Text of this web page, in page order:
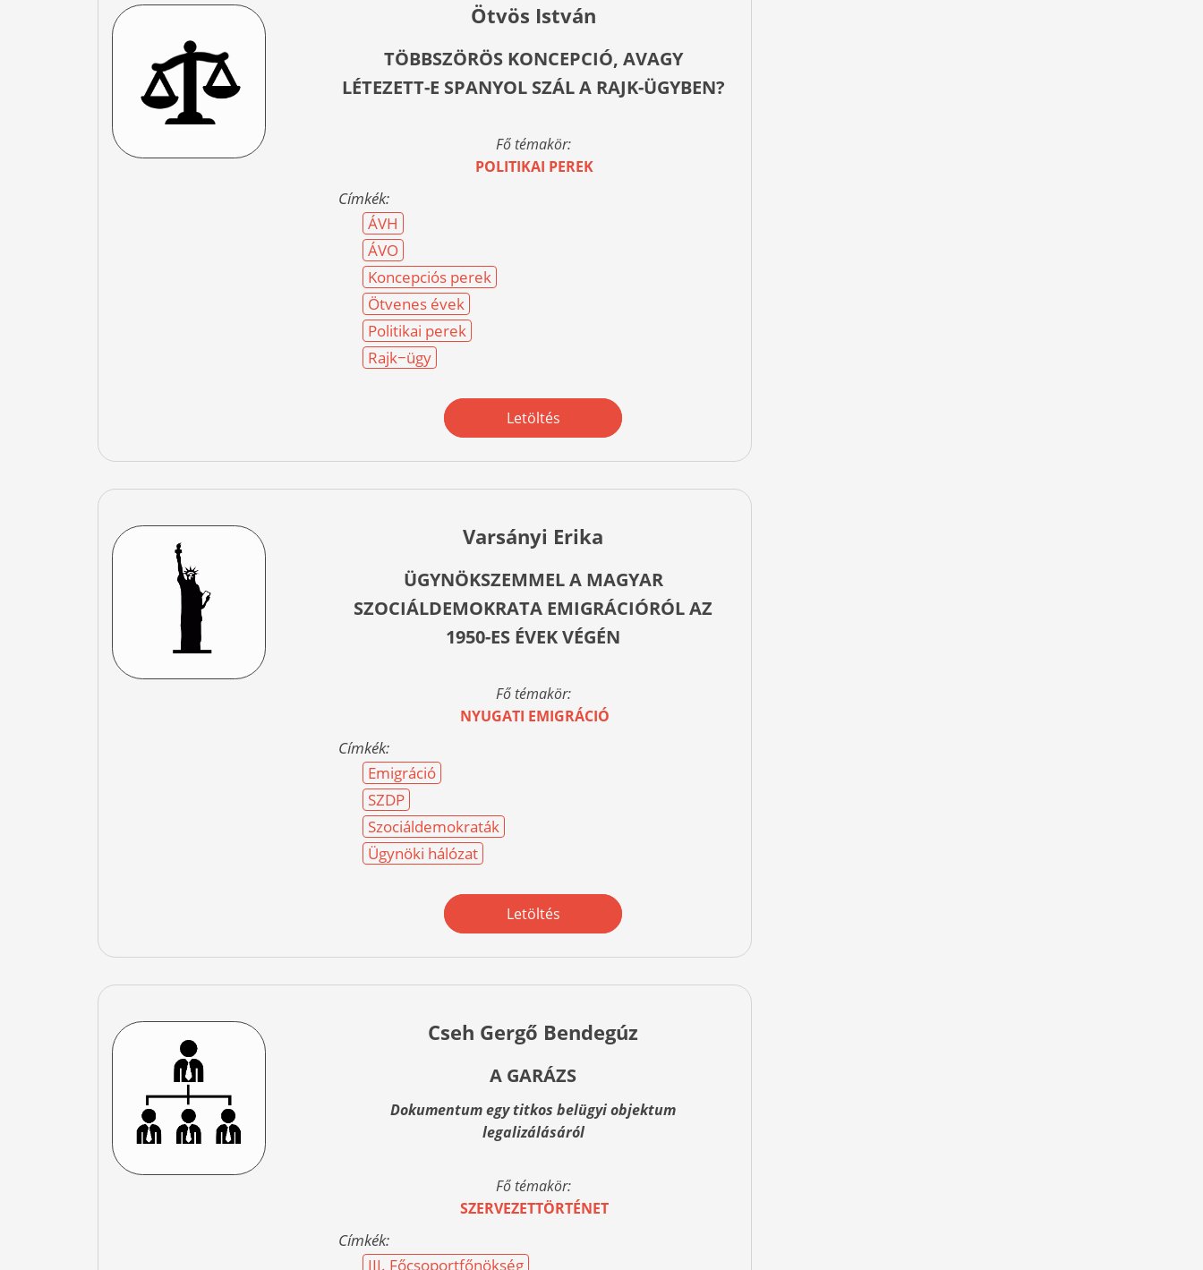
Ötvös István
TÖBBSZÖRÖS KONCEPCIÓ, AVAGY
LÉTEZETT-E SPANYOL SZÁL A RAJK-ÜGYBEN?
Fő témakör:
POLITIKAI PEREK
Címkék:
ÁVH
ÁVO
Koncepciós perek
Ötvenes évek
Politikai perek
Rajk−ügy
Letöltés
Varsányi Erika
ÜGYNÖKSZEMMEL A MAGYAR
SZOCIÁLDEMOKRATA EMIGRÁCIÓRÓL AZ
1950-ES ÉVEK VÉGÉN
Fő témakör:
NYUGATI EMIGRÁCIÓ
Címkék:
Emigráció
SZDP
Szociáldemokraták
Ügynöki hálózat
Letöltés
Cseh Gergő Bendegúz
A GARÁZS
Dokumentum egy titkos belügyi objektum
legalizálásáról
Fő témakör:
SZERVEZETTÖRTÉNET
Címkék:
III. Főcsoportfőnökség